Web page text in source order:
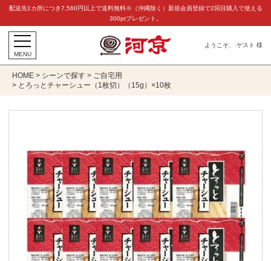
配送先1カ所につき7,560円以上で送料無料※（沖縄除く）新規会員登録で2回目購入で使える
300ptプレゼント。
MENU
ようこそ、 ゲスト 様
HOME シーンで探す
ご自宅用
とろっとチャーシュー（1枚切）（15g）×10枚